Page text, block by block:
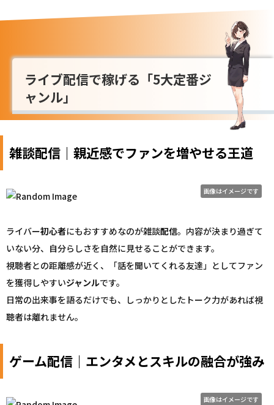
ライブ配信で稼げる「5大定番ジ
ャンル」
雑談配信｜親近感でファンを増やせる王道
画像はイメージです
ライバー初心者にもおすすめなのが雑談配信。内容が決まり過ぎて
いない分、自分らしさを自然に見せることができます。
視聴者との距離感が近く、「話を聞いてくれる友達」としてファン
を獲得しやすいジャンルです。
日常の出来事を語るだけでも、しっかりとしたトーク力があれば視
聴者は離れません。
ゲーム配信｜エンタメとスキルの融合が強み
画像はイメージです